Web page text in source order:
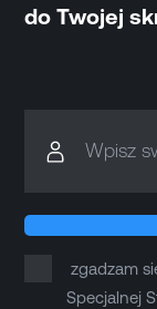
do Twojej
Wpisz
zgadzam
Specjalnej